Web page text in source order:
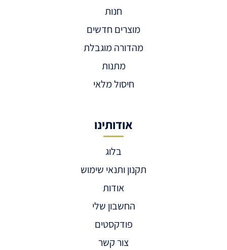
חנות
מוצרים חדשים
מהדורה מוגבלת
מתנות
חיסול מלאי
אודותינו
בלוג
תקנון ותנאי שימוש
אודות
החשבון שלי
פודקסטים
צור קשר